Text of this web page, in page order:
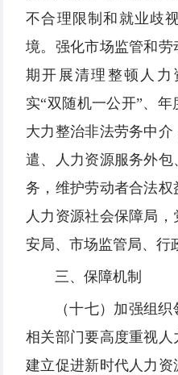
不合理限制和就业歧
境。强化市场监管和
期开展清理整顿人力
实“双随机一公开”、年
大力整治非法劳务中
遣、人力资源服务外
务，维护劳动者合法权
人力资源社会保障局
安局、市场监管局、行
三、保障机制
（十七）加强组
相关部门要高度重视人
建立促进新时代人力